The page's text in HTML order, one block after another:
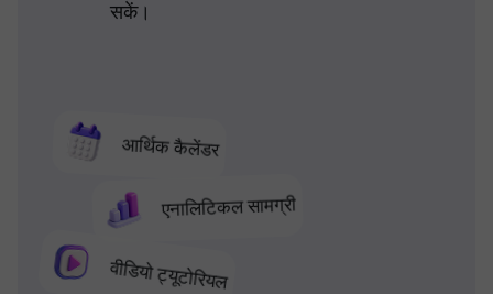
आर्थिक कैलेंडर
एनालिटिकल सामग्री
वीडियो ट्यूटोरियल
सकें।